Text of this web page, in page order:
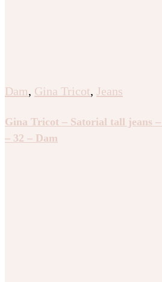
Dam, Gina Tricot, Jeans
Gina Tricot – Satorial tall jeans
– 32 – Dam